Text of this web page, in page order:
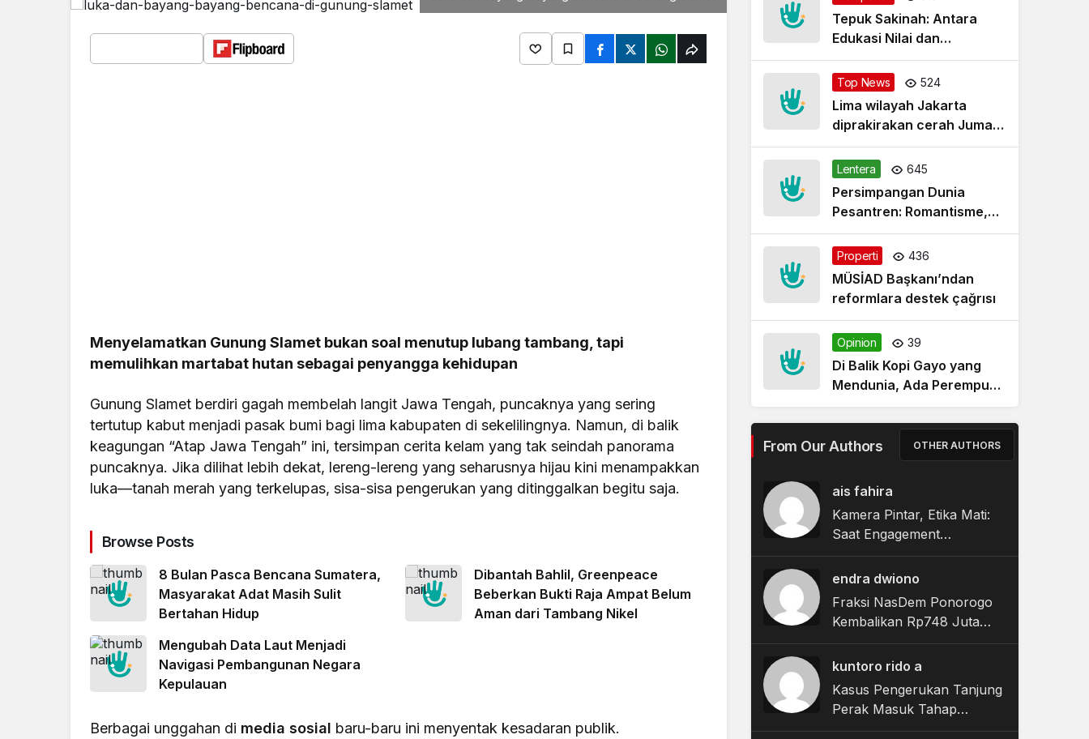
Menyelamatkan Gunung Slamet bukan soal menutup lubang tambang, tapi
memulihkan martabat hutan sebagai penyangga kehidupan
Gunung Slamet berdiri gagah membelah langit Jawa Tengah, puncaknya yang sering
tertutup kabut menjadi pasak bumi bagi lima kabupaten di sekelilingnya. Namun, di balik
keagungan “Atap Jawa Tengah” ini, tersimpan cerita kelam yang tak seindah panorama
puncaknya. Jika dilihat lebih dekat, lereng-lereng yang seharusnya hijau kini menampakkan
luka—tanah merah yang terkelupas, sisa-sisa pengerukan yang ditinggalkan begitu saja.
Browse Posts
8 Bulan Pasca Bencana Sumatera,
Masyarakat Adat Masih Sulit
Bertahan Hidup
Dibantah Bahlil, Greenpeace
Beberkan Bukti Raja Ampat Belum
Aman dari Tambang Nikel
Mengubah Data Laut Menjadi
Navigasi Pembangunan Negara
Kepulauan
Berbagai unggahan di media sosial baru-baru ini menyentak kesadaran publik.
Tepuk Sakinah: Antara
Edukasi Nilai dan
Simplifikasi Masalah
Top News 524
Lima wilayah Jakarta
diprakirakan cerah Jumat
pagi
Lentera 645
Persimpangan Dunia
Pesantren: Romantisme,
Realitas dan Harapan Baru
Properti 436
MÜSİAD Başkanı’ndan
reformlara destek çağrısı
Opinion 39
Di Balik Kopi Gayo yang
Mendunia, Ada Perempuan
Terabaikan Nasibnya
From Our Authors OTHER AUTHORS
ais fahira
Kamera Pintar, Etika Mati:
Saat Engagement
Merampas Privasi
endra dwiono
Fraksi NasDem Ponorogo
Kembalikan Rp748 Juta
Terkait Dugaan Korupsi
Tunjangan Perumahan
kuntoro rido a
Kasus Pengerukan Tanjung
Perak Masuk Tahap
Tuntutan, JPU Nyatakan